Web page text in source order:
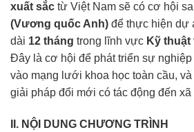
xuất sắc từ Việt Nam sẽ có cơ hội
(Vương quốc Anh) để thực hiện dự
dài 12 tháng trong lĩnh vực Kỹ
Đây là cơ hội để phát triển sự
vào mạng lưới khoa học toàn cầu,
giải pháp đổi mới có tác động đến
II. NỘI DUNG CHƯƠNG TRÌNH